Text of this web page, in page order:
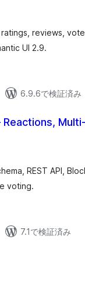
reviews,
UI 2.9.
6.9.6で検証済み
Reactions,
REST API,
voting.
7.1で検証済み